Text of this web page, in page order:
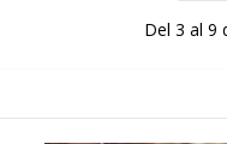
Del 3 al 9